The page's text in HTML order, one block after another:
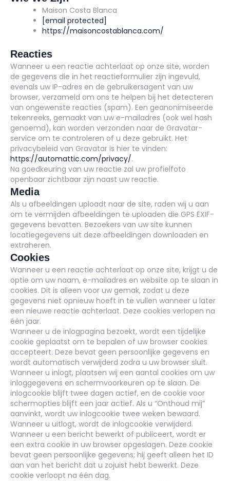
Maison Costa Blanca
[email protected]
https://maisoncostablanca.com/
Reacties
Wanneer u een reactie achterlaat op onze site, worden
de gegevens die in het reactieformulier zijn ingevuld,
evenals uw IP-adres en de gebruikersagent van uw
browser, verzameld om ons te helpen bij het detecteren
van ongewenste reacties (spam). Een geanonimiseerde
tekenreeks, gemaakt van uw e-mailadres (ook wel hash
genoemd), kan worden verzonden naar de Gravatar-
service om te controleren of u deze gebruikt. Het
privacybeleid van Gravatar is hier te vinden:
https://automattic.com/privacy/.
Na goedkeuring van uw reactie zal uw profielfoto
openbaar zichtbaar zijn naast uw reactie.
Media
Als u afbeeldingen uploadt naar de site, raden wij u aan
om te vermijden afbeeldingen te uploaden die GPS EXIF-
gegevens bevatten. Bezoekers van uw site kunnen
locatiegegevens uit deze afbeeldingen downloaden en
extraheren.
Cookies
Wanneer u een reactie achterlaat op onze site, krijgt u de
optie om uw naam, e-mailadres en website op te slaan in
cookies. Dit is alleen voor uw gemak, zodat u deze
gegevens niet opnieuw hoeft in te vullen wanneer u later
een nieuwe reactie achterlaat. Deze cookies verlopen na
één jaar.
Wanneer u de inlogpagina bezoekt, wordt een tijdelijke
cookie geplaatst om te bepalen of uw browser cookies
accepteert. Deze bevat geen persoonlijke gegevens en
wordt automatisch verwijderd zodra u uw browser sluit.
Wanneer u inlogt, plaatsen wij een aantal cookies om uw
inloggegevens en schermvoorkeuren op te slaan. De
inlogcookie blijft twee dagen actief, en de cookie voor
schermopties blijft een jaar actief. Als u “Onthoud mij”
aanvinkt, wordt uw inlogcookie twee weken bewaard.
Wanneer u uitlogt, wordt de inlogcookie verwijderd.
Wanneer u een bericht bewerkt of publiceert, wordt er
een extra cookie in uw browser opgeslagen. Deze cookie
bevat geen persoonlijke gegevens; hij geeft alleen het ID
aan van het bericht dat u zojuist hebt bewerkt. Deze
cookie verloopt na één dag.